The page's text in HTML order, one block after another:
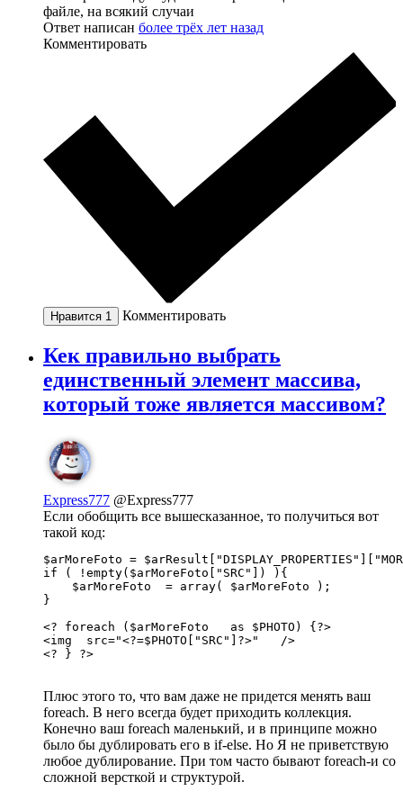
файле, на всякий случаи
Ответ написан более трёх лет назад
Комментировать
Нравится 1 Комментировать
Кек правильно выбрать
единственный элемент массива,
который тоже является массивом?
Express777 @Express777
Если обобщить все вышесказанное, то получиться вот
такой код:
$arMoreFoto =
if ( !empty($arMoreFoto["SRC"]) ){
    $arMoreFoto  = array( $arMoreFoto );
}
<? foreach ($arMoreFoto   as $PHOTO) {?>
<img  src="<?=$PHOTO["SRC"]?>"   />
<? } ?>
Плюс этого то, что вам даже не придется менять ваш
foreach. В него всегда будет приходить коллекция.
Конечно ваш foreach маленький, и в принципе можно
было бы дублировать его в if-else. Но Я не приветствую
любое дублирование. При том часто бывают foreach-и со
сложной версткой и структурой.